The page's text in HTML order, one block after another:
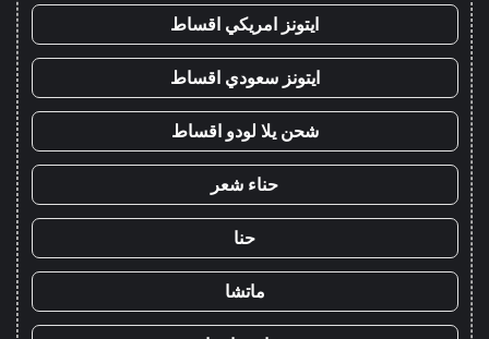
ايتونز امريكي اقساط
ايتونز سعودي اقساط
شحن يلا لودو اقساط
حناء شعر
حنا
ماتشا